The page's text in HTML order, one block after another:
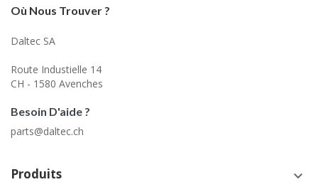
Où Nous Trouver ?
Daltec SA
Route Industielle 14
CH - 1580 Avenches
Besoin D'aide ?
parts@daltec.ch
Produits keyboard_arrow_down